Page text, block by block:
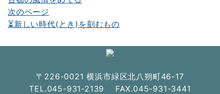
稿
ナ
次のページ
⏳新しい時代(とき)を刻むもの
〒226-0021 横浜市緑区北八朔町46-17
TEL.045-931-2139 FAX.045-931-3441